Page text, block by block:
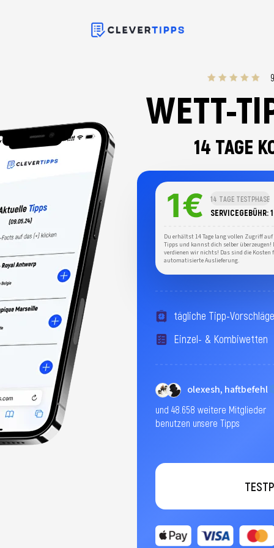
WETT-
14 TAGE TESTPHASE
SERVICEGEBÜHR:
Du erhältst 14 Tage lang vollen Zugriff auf
Tipps und kannst dich selber überzeugen!
verdienen wir nichts! Das sind die Kosten
automatisierte Auslieferung.
tägliche Tipp-Vorschläge
Einzel- & Kombiwetten
und 48.658 weitere Mitglieder
benutzen unsere Tipps
olexesh, haftbefehl
14 TAGE